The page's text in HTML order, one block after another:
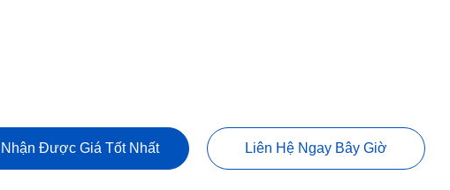
Nhận Được Giá Tốt Nhất Liên Hệ Ngay Bây Giờ